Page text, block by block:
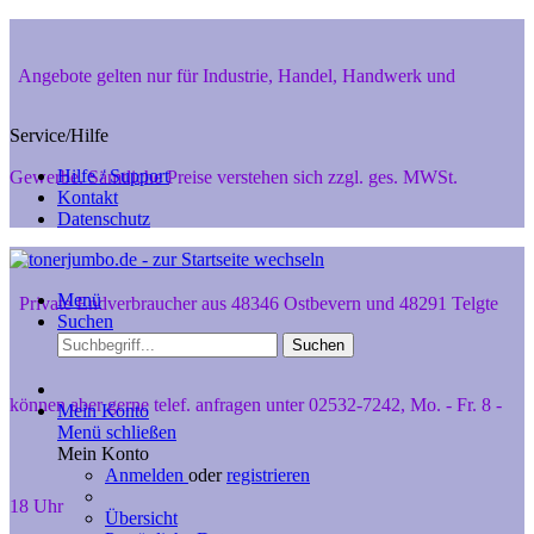
Angebote gelten nur für Industrie, Handel, Handwerk und
Gewerbe. Sämtliche Preise verstehen sich zzgl. ges. MWSt.
Private Endverbraucher aus 48346 Ostbevern und 48291 Telgte
können aber gerne telef. anfragen unter 02532-7242, Mo. - Fr. 8 -
18 Uhr
Service/Hilfe
Hilfe / Support
Kontakt
Datenschutz
Menü
Suchen
Suchen
Mein Konto
Menü schließen
Mein Konto
Anmelden oderregistrieren
Übersicht